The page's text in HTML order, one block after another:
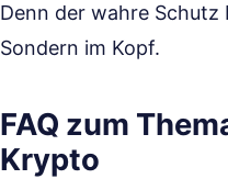
Denn der wahre
Sondern im Kopf.
FAQ zum
Krypto